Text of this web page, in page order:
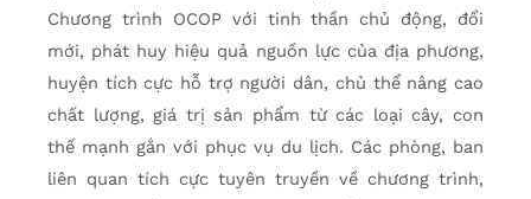
Chương trình OCOP với tinh thần chủ động, đổi
mới, phát huy hiệu quả nguồn lực của địa phương,
huyện tích cực hỗ trợ người dân, chủ thể nâng cao
chất lượng, giá trị sản phẩm từ các loại cây, con
thế mạnh gắn với phục vụ du lịch. Các phòng, ban
liên quan tích cực tuyên truyền về chương trình,